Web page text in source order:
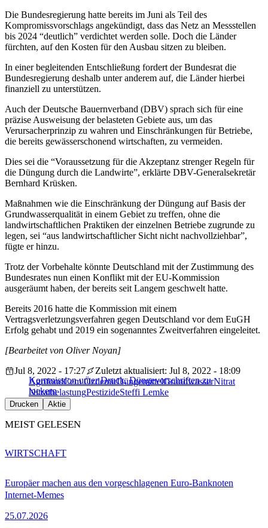
Die Bundesregierung hatte bereits im Juni als Teil des
Kompromissvorschlags angekündigt, dass das Netz an Messstellen
bis 2024 “deutlich” verdichtet werden solle. Doch die Länder
fürchten, auf den Kosten für den Ausbau sitzen zu bleiben.
In einer begleitenden Entschließung fordert der Bundesrat die
Bundesregierung deshalb unter anderem auf, die Länder hierbei
finanziell zu unterstützen.
Auch der Deutsche Bauernverband (DBV) sprach sich für eine
präzise Ausweisung der belasteten Gebiete aus, um das
Verursacherprinzip zu wahren und Einschränkungen für Betriebe,
die bereits gewässerschonend wirtschaften, zu vermeiden.
Dies sei die “Voraussetzung für die Akzeptanz strenger Regeln für
die Düngung durch die Landwirte”, erklärte DBV-Generalsekretär
Bernhard Krüsken.
Maßnahmen wie die Einschränkung der Düngung auf Basis der
Grundwasserqualität in einem Gebiet zu treffen, ohne die
landwirtschaftlichen Praktiken der einzelnen Betriebe zugrunde zu
legen, sei “aus landwirtschaftlicher Sicht nicht nachvollziehbar”,
fügte er hinzu.
Trotz der Vorbehalte könnte Deutschland mit der Zustimmung des
Bundesrates nun einen Konflikt mit der EU-Kommission
ausgeräumt haben, der bereits seit Langem geschwelt hatte.
Bereits 2016 hatte die Kommission mit einem
Vertragsverletzungsverfahren gegen Deutschland vor dem EuGH
Erfolg gehabt und 2019 ein sogenanntes Zweitverfahren eingeleitet.
[Bearbeitet von Oliver Noyan]
Kommission unter Druck, Düngevorschriften zu
lockern
Jul 8, 2022 - 17:27
Zuletzt aktualisiert: Jul 8, 2022 - 18:09
AgrifoodCem ÖzdemirDüngemittelGrundwasserNitrat
NitratbelastungPestizideSteffi Lemke
Drucken Aktie
MEIST GELESEN
Europäer machen aus den vorgeschlagenen Euro-Banknoten
Internet-Memes
25.07.2026
WIRTSCHAFT